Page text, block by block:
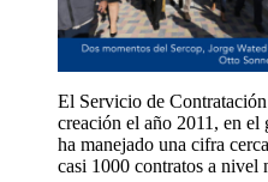
El Servicio de
creación el año 2011, en
ha manejado una cifra
casi 1000 contratos a nivel